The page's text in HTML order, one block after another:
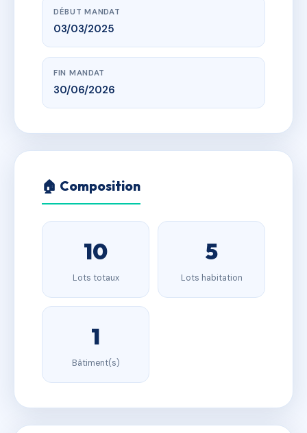
DÉBUT MANDAT
03/03/2025
FIN MANDAT
30/06/2026
🏠 Composition
10
Lots totaux
5
Lots habitation
1
Bâtiment(s)